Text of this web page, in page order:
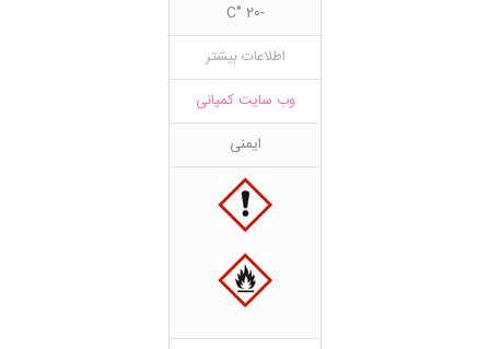
-20 °C
اطلاعات بیشتر
وب سایت کمپانی
ایمنی